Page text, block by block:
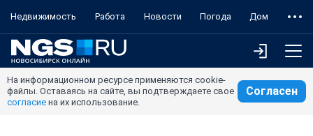
Недвижимость Работа Новости Погода Дом
На информационном ресурсе применяются cookie-
файлы. Оставаясь на сайте, вы подтверждаете свое
согласие на их использование.
Согласен